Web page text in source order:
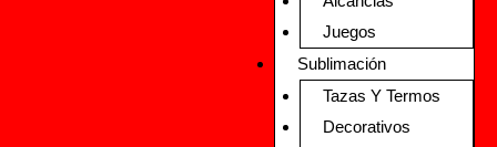
Juegos
Sublimación
Tazas Y Termos
Decorativos